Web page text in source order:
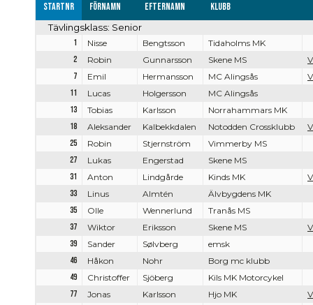
Startnr Förnamn Efternamn Klubb
Tävlingsklass: Senior
1 Nisse Bengtsson
Tidaholms MK
2
Robin Gunnarsson Skene MS
7
Emil Hermansson MC Alingsås
11
Lucas Holgersson
MC Alingsås
13
Tobias Karlsson
Norrahammars MK
18
Aleksander Kalbekkdalen Notodden Crossklubb
25
Robin Stjernström
Vimmerby MS
27
Lukas Engerstad
Skene MS
31
Anton Lindgårde Kinds MK
33
Linus Almtén
Älvbygdens MK
35
Olle Wennerlund
Tranås MS
37
Wiktor Eriksson Skene MS
39
Sander Sølvberg
emsk
46
Håkon Nohr
Borg mc klubb
49
Christoffer Sjöberg
Kils MK Motorcykel
77
Jonas Karlsson Hjo MK